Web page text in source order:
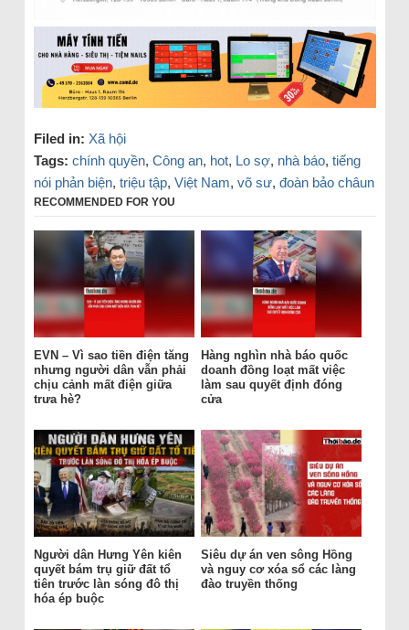
Filed in: Xã hội
Tags: chính quyền, Công an, hot, Lo sợ, nhà báo, tiếng
nói phản biện, triệu tập, Việt Nam, võ sư, đoàn bảo châun
RECOMMENDED FOR YOU
EVN – Vì sao tiền điện tăng
nhưng người dân vẫn phải
chịu cảnh mất điện giữa
trưa hè?
Hàng nghìn nhà báo quốc
doanh đồng loạt mất việc
làm sau quyết định đóng
cửa
Người dân Hưng Yên kiên
quyết bám trụ giữ đất tổ
tiên trước làn sóng đô thị
hóa ép buộc
Siêu dự án ven sông Hồng
và nguy cơ xóa sổ các làng
đào truyền thống